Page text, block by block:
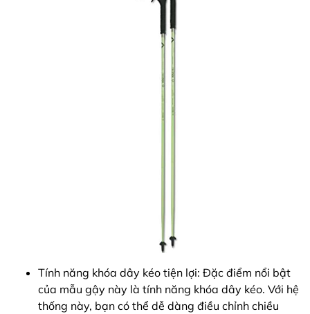
Tính năng khóa dây kéo tiện lợi: Đặc điểm nổi bật
của mẫu gậy này là tính năng khóa dây kéo. Với hệ
thống này, bạn có thể dễ dàng điều chỉnh chiều